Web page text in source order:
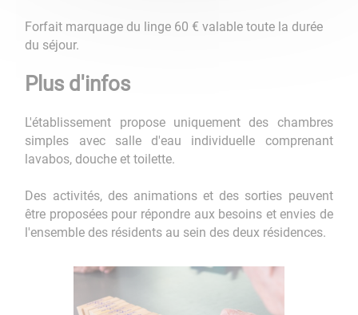
Forfait marquage du linge 60 € valable toute la durée
du séjour.
Plus d'infos
L'établissement propose uniquement des chambres
simples avec salle d'eau individuelle comprenant
lavabos, douche et toilette.
Des activités, des animations et des sorties peuvent
être proposées pour répondre aux besoins et envies de
l'ensemble des résidents au sein des deux résidences.